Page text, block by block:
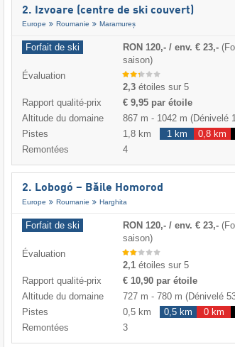
2. Izvoare (centre de ski couvert)
Europe Roumanie Maramureș
Forfait de ski RON 120,- / env. € 23,-
saison)
Évaluation
2,3 étoiles sur 5
Rapport qualité-prix
€ 9,95 par étoile
Altitude du domaine
867 m - 1042 m (Dénivelé
Pistes
1,8 km 1 km 0,8 km
Remontées
4
2. Lobogó – Băile Homorod
Europe Roumanie Harghita
Forfait de ski RON 120,- / env. € 23,-
saison)
Évaluation
2,1 étoiles sur 5
Rapport qualité-prix
€ 10,90 par étoile
Altitude du domaine
727 m - 780 m (Dénivelé
Pistes
0,5 km 0,5 km 0 km
Remontées
3